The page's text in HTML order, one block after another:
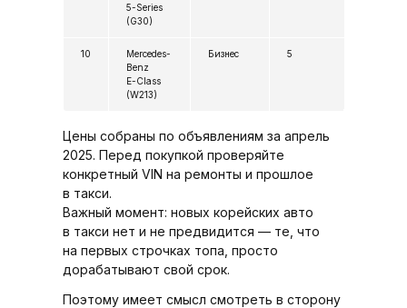
5-Series
(G30)
10
Mercedes-
Benz
E-Class
(W213)
Бизнес 5
Цены собраны по объявлениям за апрель
2025. Перед покупкой проверяйте
конкретный VIN на ремонты и прошлое
в такси.
Важный момент: новых корейских авто
в такси нет и не предвидится — те, что
на первых строчках топа, просто
дорабатывают свой срок.
Поэтому имеет смысл смотреть в сторону